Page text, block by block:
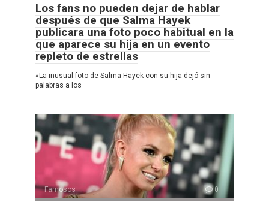
Los fans no pueden dejar de hablar
después de que Salma Hayek
publicara una foto poco habitual en la
que aparece su hija en un evento
repleto de estrellas
«La inusual foto de Salma Hayek con su hija dejó sin
palabras a los
Famosos 0